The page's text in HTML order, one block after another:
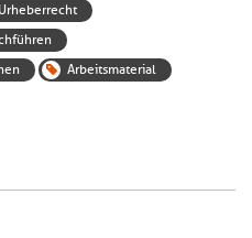
Urheberrecht
Arbeitsmaterial